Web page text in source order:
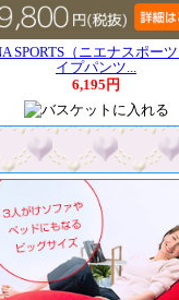
SPORTS（ニエナスポー
イプパンツ...
6,195円